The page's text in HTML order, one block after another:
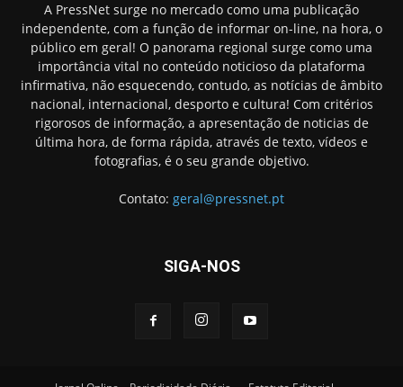
A PressNet surge no mercado como uma publicação
independente, com a função de informar on-line, na hora, o
público em geral! O panorama regional surge como uma
importância vital no conteúdo noticioso da plataforma
infirmativa, não esquecendo, contudo, as notícias de âmbito
nacional, internacional, desporto e cultura! Com critérios
rigorosos de informação, a apresentação de noticias de
última hora, de forma rápida, através de texto, vídeos e
fotografias, é o seu grande objetivo.
Contato: geral@pressnet.pt
SIGA-NOS